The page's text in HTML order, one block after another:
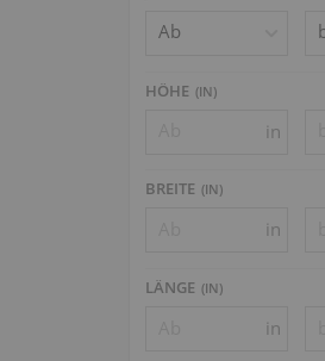
HÖHE (IN)
in
BREITE (IN)
in
LÄNGE (IN)
in